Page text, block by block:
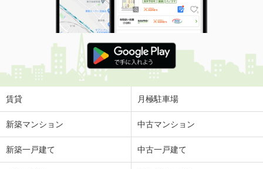
賃貸 月極駐車場
新築マンション 中古マンション
新築一戸建て 中古一戸建て